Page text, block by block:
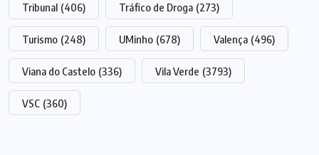
Tribunal (406) Tráfico de Droga (273)
Turismo (248) UMinho (678) Valença (496)
Viana do Castelo (336) Vila Verde (3793)
VSC (360)